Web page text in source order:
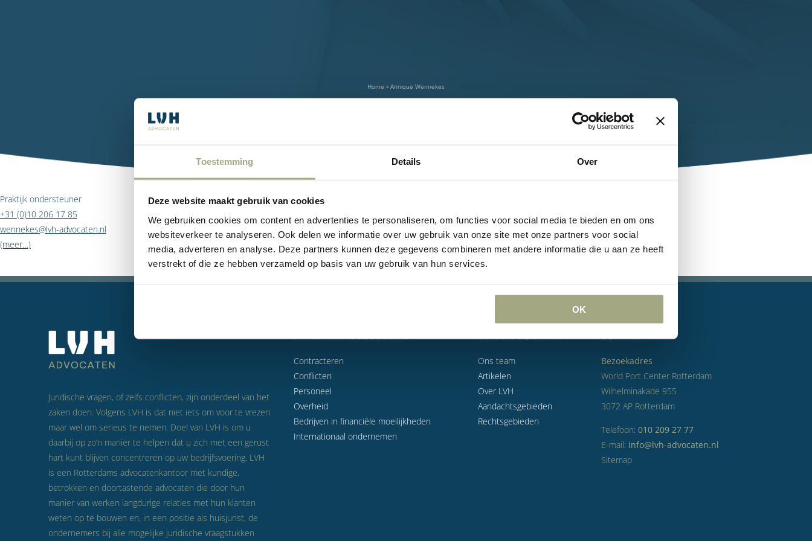
Toestemming Details Over
Deze website maakt gebruik van cookies
We gebruiken cookies om content en advertenties te personaliseren, om functies voor social media te bieden en om ons
websiteverkeer te analyseren. Ook delen we informatie over uw gebruik van onze site met onze partners voor social
media, adverteren en analyse. Deze partners kunnen deze gegevens combineren met andere informatie die u aan ze heeft
verstrekt of die ze hebben verzameld op basis van uw gebruik van hun services.
OK
Home » Annique Wennekes
Praktijk ondersteuner
+31 (0)10 206 17 85
wennekes@lvh-advocaten.nl
(meer…)
Juridische vragen, of zelfs conflicten, zijn onderdeel van het
zaken doen. Volgens LVH is dat niet iets om voor te vrezen
maar wel om serieus te nemen. Doel van LVH is om u
daarbij op zo’n manier te helpen dat u zich met een gerust
hart kunt blijven concentreren op uw bedrijfsvoering. LVH
is een Rotterdams advocatenkantoor met kundige,
betrokken en doortastende advocaten die door hun
manier van werken langdurige relaties met hun klanten
weten op te bouwen en, in een positie als huisjurist, de
ondernemers bij alle mogelijke juridische vraagstukken
AANDACHTSGEBIEDEN
Contracteren
Conflicten
Personeel
Overheid
Bedrijven in financiële moeilijkheden
Internationaal ondernemen
LVH Advocaten
Ons team
Artikelen
Over LVH
Aandachtsgebieden
Rechtsgebieden
CONTACT
Bezoekadres
World Port Center Rotterdam
Wilhelminakade 955
3072 AP Rotterdam
Telefoon: 010 209 27 77
E-mail: info@lvh-advocaten.nl
Sitemap